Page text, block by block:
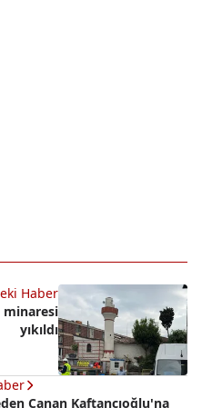
Haber
yıkıldı
Canan Kaftancıoğlu'na